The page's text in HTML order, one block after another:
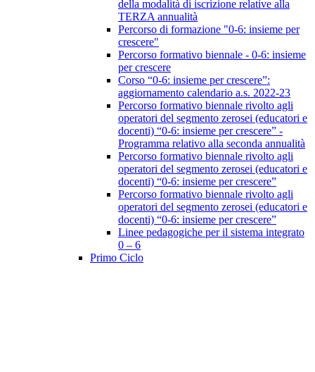
della modalità di iscrizione relative alla
TERZA annualità
Percorso di formazione "0-6: insieme per
crescere"
Percorso formativo biennale - 0-6: insieme
per crescere
Corso “0-6: insieme per crescere”:
aggiornamento calendario a.s. 2022-23
Percorso formativo biennale rivolto agli
operatori del segmento zerosei (educatori e
docenti) “0-6: insieme per crescere” -
Programma relativo alla seconda annualità
Percorso formativo biennale rivolto agli
operatori del segmento zerosei (educatori e
docenti) “0-6: insieme per crescere”
Percorso formativo biennale rivolto agli
operatori del segmento zerosei (educatori e
docenti) “0-6: insieme per crescere”
Linee pedagogiche per il sistema integrato
0 – 6
Primo Ciclo